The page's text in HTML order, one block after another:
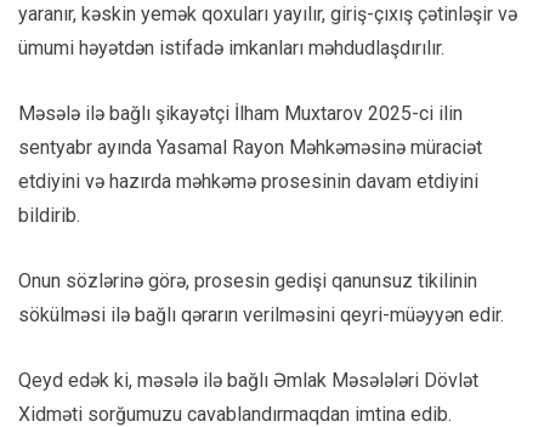
yaranır, kəskin yemək qoxuları yayılır, giriş-çıxış çətinləşir və
ümumi həyətdən istifadə imkanları məhdudlaşdırılır.
Məsələ ilə bağlı şikayətçi İlham Muxtarov 2025-ci ilin
sentyabr ayında Yasamal Rayon Məhkəməsinə müraciət
etdiyini və hazırda məhkəmə prosesinin davam etdiyini
bildirib.
Onun sözlərinə görə, prosesin gedişi qanunsuz tikilinin
sökülməsi ilə bağlı qərarın verilməsini qeyri-müəyyən edir.
Qeyd edək ki, məsələ ilə bağlı Əmlak Məsələləri Dövlət
Xidməti sorğumuzu cavablandırmaqdan imtina edib.